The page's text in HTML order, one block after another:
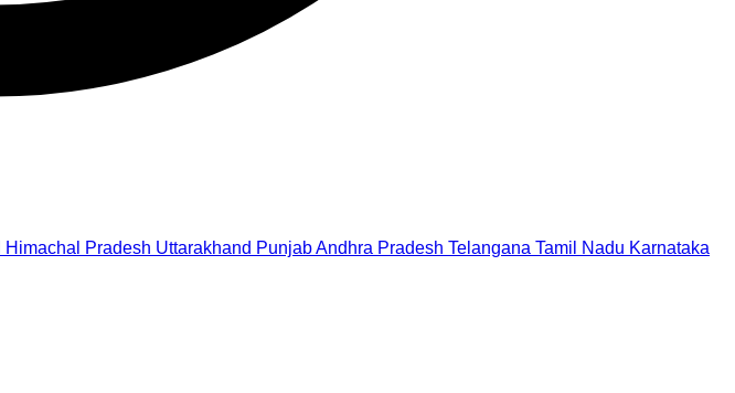
Himachal Pradesh Uttarakhand PunjabAndhra Pradesh Telangana Tamil Nadu Karnataka